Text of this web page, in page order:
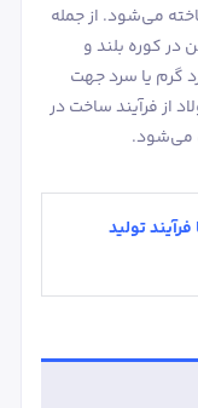
می‌شود. از جمله
در کوره بلند و
گرم یا سرد جهت
از فرآیند ساخت در
می‌شود.
تولید